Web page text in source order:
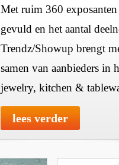
Met ruim 360
gevuld en het aantal
Trendz/Showup brengt
samen van aanbieders in
jewelry, kitchen &
lees verder